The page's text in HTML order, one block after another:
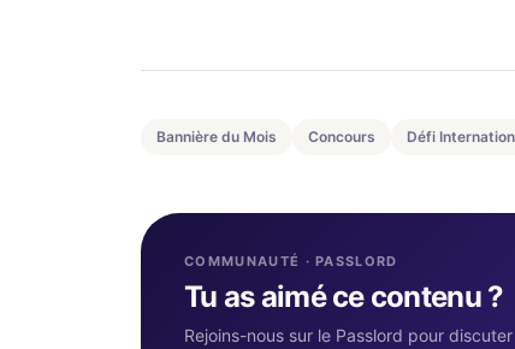
Bannière du Mois Concours Défi
COMMUNAUTÉ · PASSLORD
Tu as aimé ce contenu ?
Rejoins-nous sur le Passlord pour